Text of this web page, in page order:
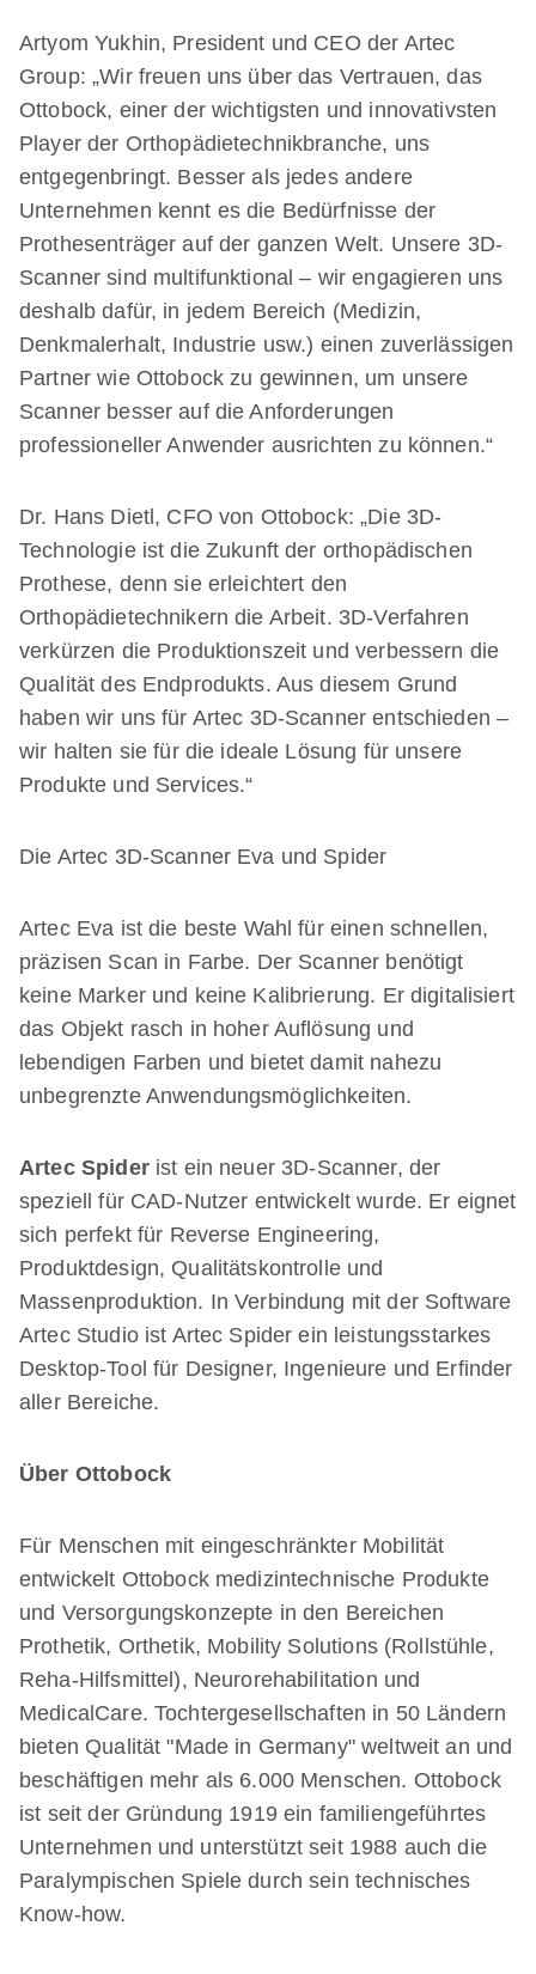
Artyom Yukhin, President und CEO der Artec
Group: „Wir freuen uns über das Vertrauen, das
Ottobock, einer der wichtigsten und innovativsten
Player der Orthopädietechnikbranche, uns
entgegenbringt. Besser als jedes andere
Unternehmen kennt es die Bedürfnisse der
Prothesenträger auf der ganzen Welt. Unsere 3D-
Scanner sind multifunktional – wir engagieren uns
deshalb dafür, in jedem Bereich (Medizin,
Denkmalerhalt, Industrie usw.) einen zuverlässigen
Partner wie Ottobock zu gewinnen, um unsere
Scanner besser auf die Anforderungen
professioneller Anwender ausrichten zu können.“
Dr. Hans Dietl, CFO von Ottobock: „Die 3D-
Technologie ist die Zukunft der orthopädischen
Prothese, denn sie erleichtert den
Orthopädietechnikern die Arbeit. 3D-Verfahren
verkürzen die Produktionszeit und verbessern die
Qualität des Endprodukts. Aus diesem Grund
haben wir uns für Artec 3D-Scanner entschieden –
wir halten sie für die ideale Lösung für unsere
Produkte und Services.“
Die Artec 3D-Scanner Eva und Spider
Artec Eva ist die beste Wahl für einen schnellen,
präzisen Scan in Farbe. Der Scanner benötigt
keine Marker und keine Kalibrierung. Er digitalisiert
das Objekt rasch in hoher Auflösung und
lebendigen Farben und bietet damit nahezu
unbegrenzte Anwendungsmöglichkeiten.
Artec Spider ist ein neuer 3D-Scanner, der
speziell für CAD-Nutzer entwickelt wurde. Er eignet
sich perfekt für Reverse Engineering,
Produktdesign, Qualitätskontrolle und
Massenproduktion. In Verbindung mit der Software
Artec Studio ist Artec Spider ein leistungsstarkes
Desktop-Tool für Designer, Ingenieure und Erfinder
aller Bereiche.
Über Ottobock
Für Menschen mit eingeschränkter Mobilität
entwickelt Ottobock medizintechnische Produkte
und Versorgungskonzepte in den Bereichen
Prothetik, Orthetik, Mobility Solutions (Rollstühle,
Reha-Hilfsmittel), Neurorehabilitation und
MedicalCare. Tochtergesellschaften in 50 Ländern
bieten Qualität "Made in Germany" weltweit an und
beschäftigen mehr als 6.000 Menschen. Ottobock
ist seit der Gründung 1919 ein familiengeführtes
Unternehmen und unterstützt seit 1988 auch die
Paralympischen Spiele durch sein technisches
Know-how.